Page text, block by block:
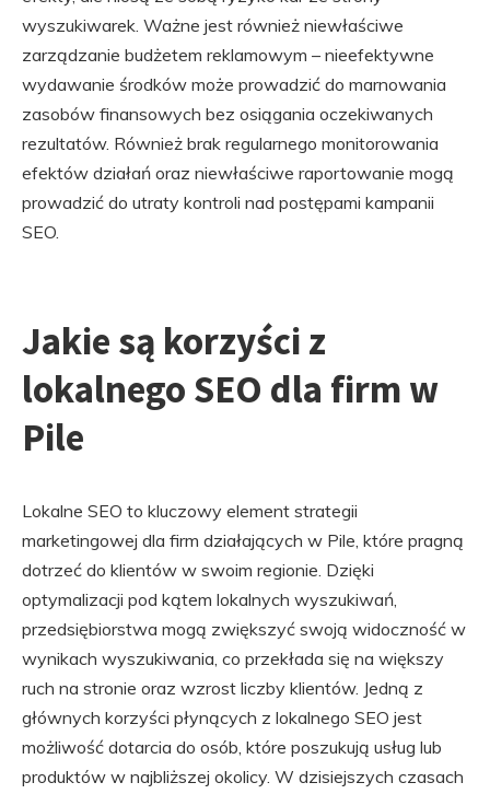
wyszukiwarek. Ważne jest również niewłaściwe
zarządzanie budżetem reklamowym – nieefektywne
wydawanie środków może prowadzić do marnowania
zasobów finansowych bez osiągania oczekiwanych
rezultatów. Również brak regularnego monitorowania
efektów działań oraz niewłaściwe raportowanie mogą
prowadzić do utraty kontroli nad postępami kampanii
SEO.
Jakie są korzyści z
lokalnego SEO dla firm w
Pile
Lokalne SEO to kluczowy element strategii
marketingowej dla firm działających w Pile, które pragną
dotrzeć do klientów w swoim regionie. Dzięki
optymalizacji pod kątem lokalnych wyszukiwań,
przedsiębiorstwa mogą zwiększyć swoją widoczność w
wynikach wyszukiwania, co przekłada się na większy
ruch na stronie oraz wzrost liczby klientów. Jedną z
głównych korzyści płynących z lokalnego SEO jest
możliwość dotarcia do osób, które poszukują usług lub
produktów w najbliższej okolicy. W dzisiejszych czasach